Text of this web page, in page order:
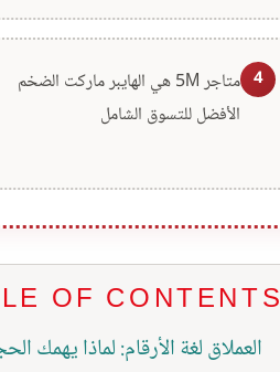
4
متاجر 5M هي الهايبر ماركت الضخم
الأفضل للتسوق الشامل
OF CONTENTS
العملاق لغة الأرقام: لماذا يهمك